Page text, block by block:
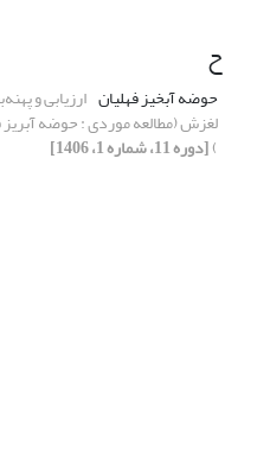
ح
حوضه آبخیز فهلیان ارزیابی و
لغزش (مطالعه موردی : حوضه
)[دوره 11، شماره 1، 1406]